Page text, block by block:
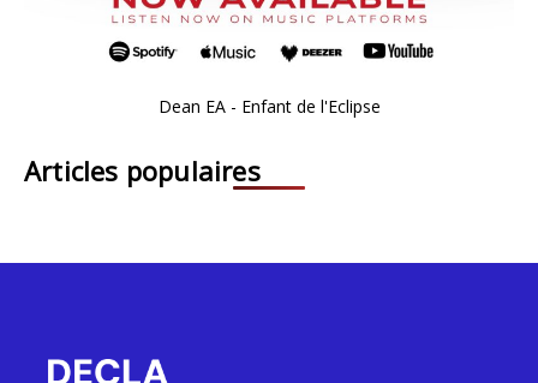
Dean EA - Enfant de l'Eclipse
Articles populaires